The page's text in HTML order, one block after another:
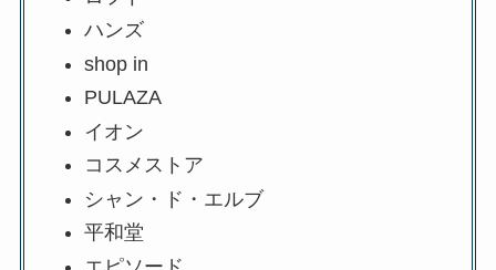
ハンズ
shop in
PULAZA
イオン
コスメストア
シャン・ド・エルブ
平和堂